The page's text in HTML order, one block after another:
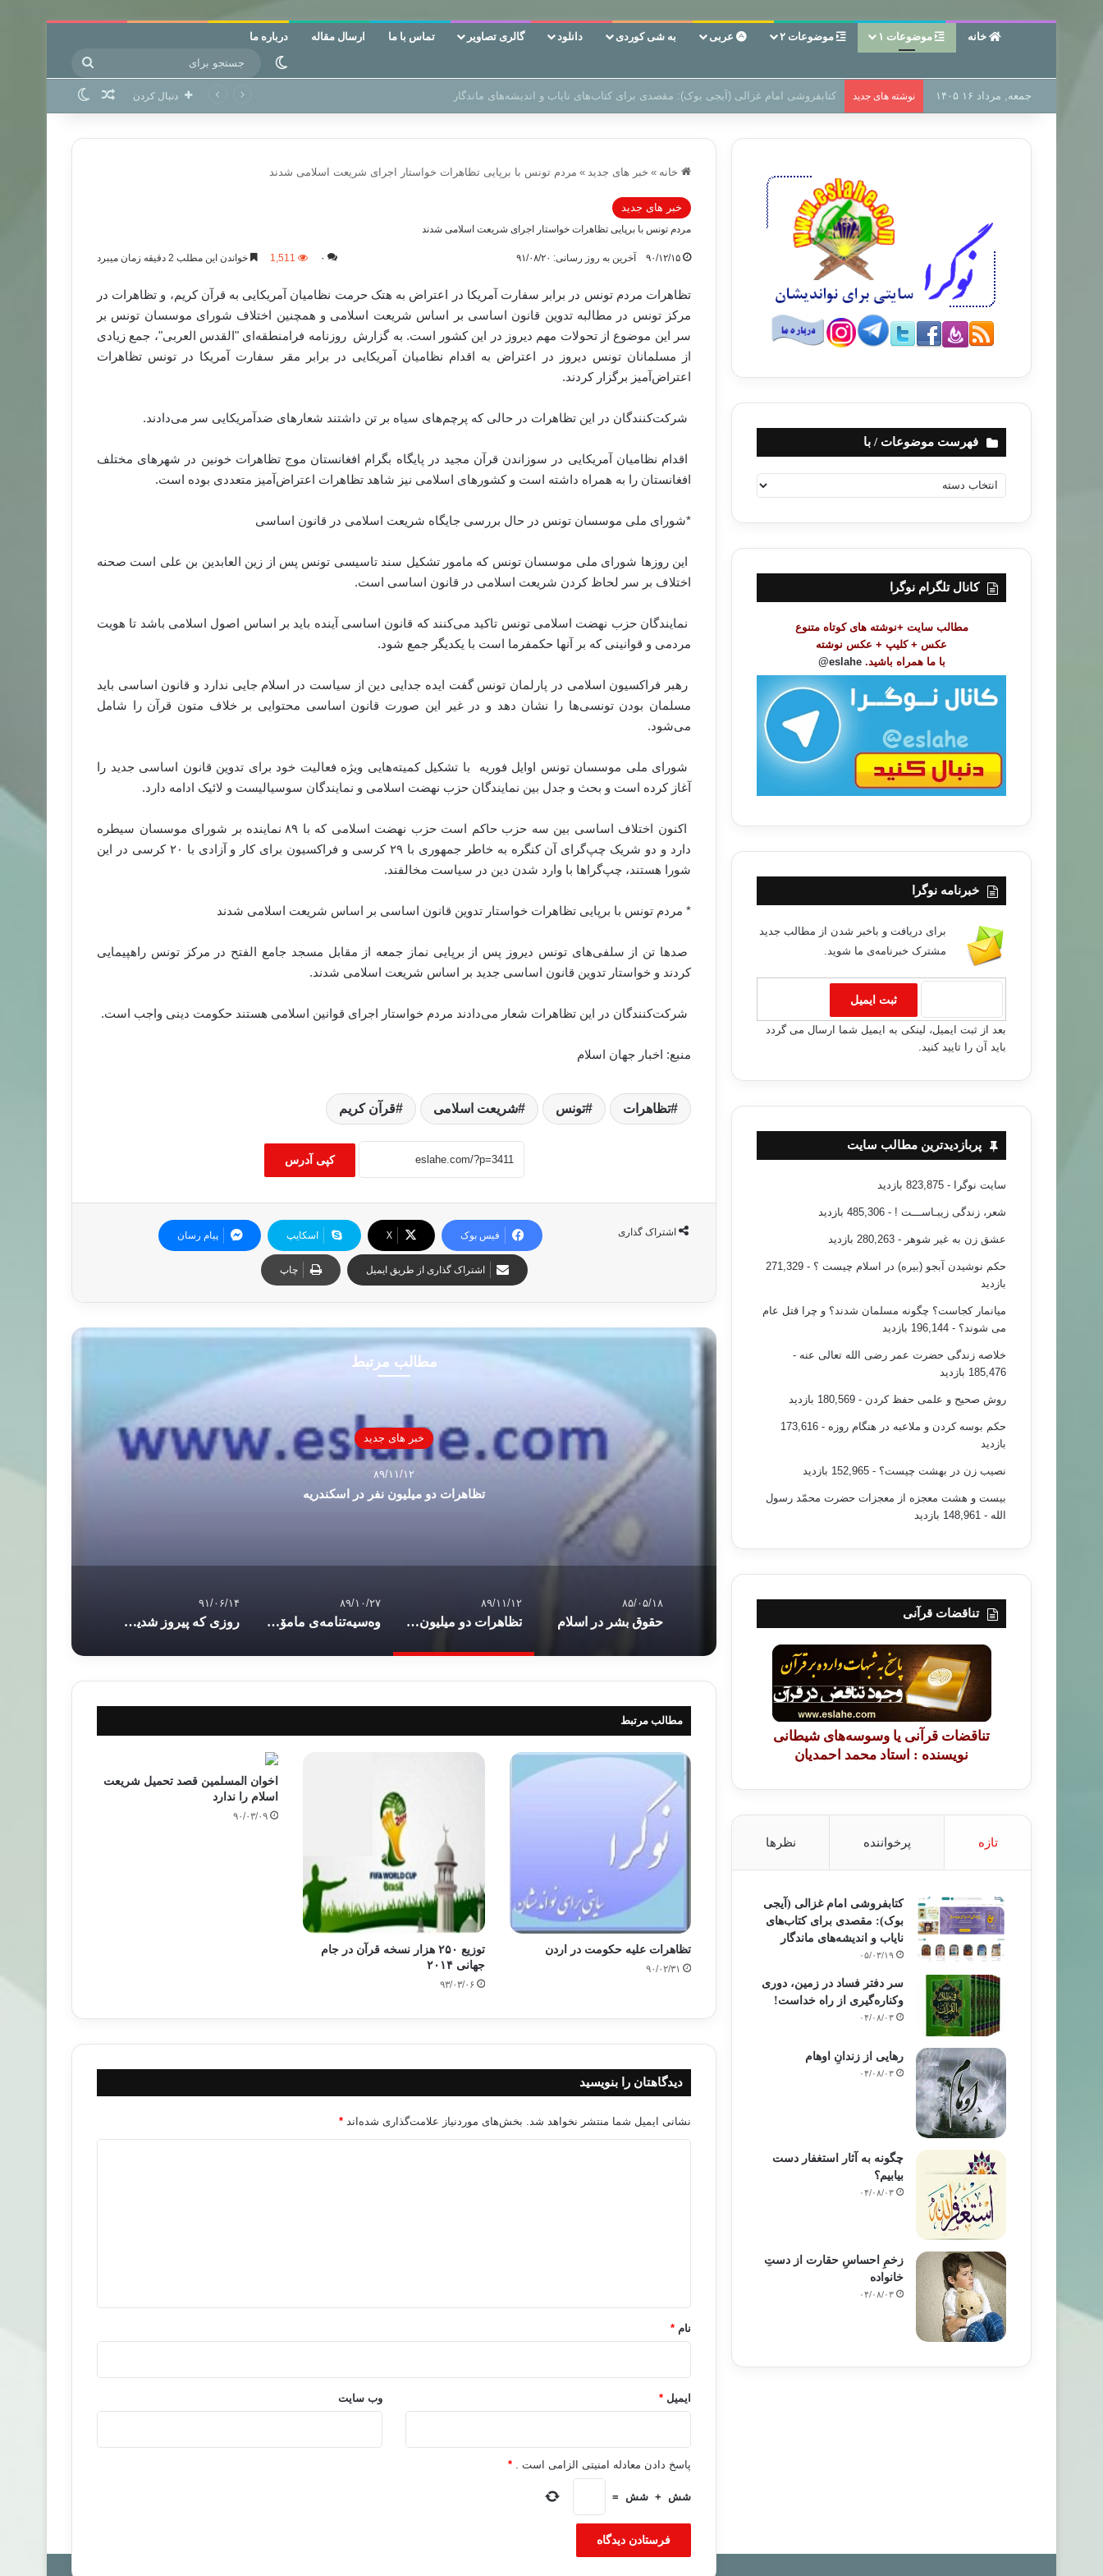
خانه موضوعات ۱ موضوعات ۲ عربی به شی کوردی دانلود گالری تصاویر تماس با ما ارسال مقاله درباره ما
تغییر پوسته
برای جمعه, مرداد ۱۶ ۱۴۰۵ نوشته های جدید سر دفتر فساد در زمین‌، دوری وکناره‌گیری از راه خداست‌! دنبال کردن نوشته تصادفی
خانه » خبر های جدید » مردم تونس با برپایی تظاهرات خواستار اجرای شریعت اسلامی شدند
خبر های جدید
مردم تونس با برپایی تظاهرات خواستار اجرای شریعت اسلامی شدند
۹۰/۱۲/۱۵ آخرین به روز رسانی: ۹۱/۰۸/۲۰ ۰ 1,511 خواندن این مطلب 2 دقیقه زمان میبرد
تظاهرات مردم تونس در برابر سفارت آمریکا در اعتراض به هتک حرمت نظامیان آمریکایی به قرآن کریم، و تظاهرات در
مرکز تونس در مطالبه تدوین قانون اساسی بر اساس شریعت اسلامی و همچنین اختلاف شورای موسسان تونس بر
سر این موضوع از تحولات مهم دیروز در این کشور است. به گزارش روزنامه فرامنطقه‌‌ای "القدس العربی"، جمع زیادی
از مسلمانان تونس دیروز در اعتراض به اقدام نظامیان آمریکایی در برابر مقر سفارت آمریکا در تونس تظاهرات
اعتراض‌آمیز برگزار کردند.
شرکت‌کنندگان در این تظاهرات در حالی که پرچم‌های سیاه بر تن داشتند شعارهای ضدآمریکایی سر می‌دادند.
اقدام نظامیان آمریکایی در سوزاندن قرآن مجید در پایگاه بگرام افغانستان موج تظاهرات خونین در شهرهای مختلف
افغانستان را به همراه داشته است و کشورهای اسلامی نیز شاهد تظاهرات اعتراض‌آمیز متعددی بوده است.
*شورای ملی موسسان تونس در حال بررسی جایگاه شریعت اسلامی در قانون اساسی
این روزها شورای ملی موسسان تونس که مامور تشکیل سند تاسیسی تونس پس از زین العابدین بن علی است صحنه
اختلاف بر سر لحاظ کردن شریعت اسلامی در قانون اساسی است.
نمایندگان حزب نهضت اسلامی تونس تاکید می‌کنند که قانون اساسی آینده باید بر اساس اصول اسلامی باشد تا هویت
مردمی و قوانینی که بر آنها حکمفرما است با یکدیگر جمع شود.
رهبر فراکسیون اسلامی در پارلمان تونس گفت ایده جدایی دین از سیاست در اسلام جایی ندارد و قانون اساسی باید
مسلمان بودن تونسی‌ها را نشان دهد و در غیر این صورت قانون اساسی محتوایی بر خلاف متون قرآن را شامل
می‌‌شود.
شورای ملی موسسان تونس اوایل فوریه با تشکیل کمیته‌هایی ویژه فعالیت خود برای تدوین قانون اساسی جدید را
آغاز کرده است و بحث و جدل بین نمایندگان حزب نهضت اسلامی و نمایندگان سوسیالیست و لائیک ادامه دارد.
اکنون اختلاف اساسی بین سه حزب حاکم است حزب نهضت اسلامی که با ۸۹ نماینده بر شورای موسسان سیطره
دارد و دو شریک چپ‌گرای آن کنگره به خاطر جمهوری با ۲۹ کرسی و فراکسیون برای کار و آزادی با ۲۰ کرسی در این
شورا هستند، چپ‌گراها با وارد شدن دین در سیاست مخالفند.
* مردم تونس با برپایی تظاهرات خواستار تدوین قانون اساسی بر اساس شریعت اسلامی شدند
صدها تن از سلفی‌های تونس دیروز پس از برپایی نماز جمعه از مقابل مسجد جامع الفتح در مرکز تونس راهپیمایی
کردند و خواستار تدوین قانون اساسی جدید بر اساس شریعت اسلامی شدند.
شرکت‌کنندگان در این تظاهرات شعار می‌دادند مردم خواستار اجرای قوانین اسلامی هستند حکومت دینی واجب است.
منبع: اخبار جهان اسلام
تظاهرات تونس شریعت اسلامی قرآن کریم
کپی آدرس
اشتراک گذاری فیس بوک X اسکایپ پیام رسان
اشتراک گذاری از طریق ایمیل چاپ
مطالب مرتبط
خبر های جدید
۸۹/۱۱/۱۲
تظاهرات دو میلیون نفر در اسکندریه
۸۵/۰۵/۱۸
حقوق بشر در اسلام
۸۹/۱۱/۱۲
تظاهرات دو میلیون نفر در اسکندریه
۸۹/۱۰/۲۷
وه‌سیه‌تنامه‌ی مامۆستا مه‌لا موحه‌ممه‌دی عه‌زیزی به‌رده‌ڕه‌شی
۹۱/۰۶/۱۴
روزی که پیروز شدیم و روزی که شکست خوردیم؟
مطالب مرتبط
تظاهرات علیه حکومت در اردن
۹۰/۰۲/۳۱
توزیع ۲۵۰ هزار نسخه قرآن در جام
جهانی ۲۰۱۴
۹۳/۰۳/۰۶
اخوان المسلمین قصد تحمیل شریعت
اسلام را ندارد
۹۰/۰۳/۰۹
دیدگاهتان را بنویسید
نشانی ایمیل شما منتشر نخواهد شد. بخش‌های موردنیاز علامت‌گذاری شده‌اند *
نام *
ایمیل * وب‌ سایت
پاسخ دادن معادله امنیتی الزامی است . *
شش + شش =
فهرست موضوعات / با
ه
ت
ض
کانال تلگرام نوگرا
مطالب سایت +نوشته های کوتاه متنوع
عکس + کلیپ + عکس نوشته
با ما همراه باشید. eslahe@
خبرنامه نوگرا
برای دریافت و باخبر شدن از مطالب جدید
مشترک خبرنامه‌ی ما شوید.
بعد از ثبت ایمیل، لینکی به ایمیل شما ارسال می گردد
باید آن را تایید کنید.
پربازدیدترین مطالب سایت
سایت نوگرا - 823,875 بازدید
شعر، زندگی زیبـاســـت ! - 485,306 بازدید
عشق زن به غیر شوهر - 280,263 بازدید
حکم نوشیدن آبجو (بیره) در اسلام چیست ؟
- 271,329
بازدید
میانمار کجاست؟ چگونه مسلمان شدند؟ و چرا قتل عام
می شوند؟ - 196,144 بازدید
خلاصه زندگی حضرت عمر رضی الله تعالی عنه -
185,476 بازدید
روش صحیح و علمی حفظ کردن - 180,569 بازدید
حکم بوسه کردن و ملاعبه در هنگام روزه
- 173,616
بازدید
نصیب زن در بهشت چیست؟ - 152,965 بازدید
بیست و هشت معجزه از معجزات حضرت محمّد رسول
الله - 148,961 بازدید
تناقضات قرآنی
تناقضات قرآنی یا وسوسه‌های شیطانی
نویسنده : استاد محمد احمدیان
تازه پرخواننده نظرها
کتابفروشی امام غزالی (آیجی
بوک): مقصدی برای کتاب‌های
نایاب و اندیشه‌های ماندگار
۰۵/۰۳/۱۹
سر دفتر فساد در زمین‌، دوری
وکناره‌گیری از راه خداست‌!
۰۴/۰۸/۰۳
رهایی از زندانِ اوهام
۰۴/۰۸/۰۳
چگونه به آثار استغفار دست
بیابیم؟
۰۴/۰۸/۰۳
زخمِ احساسِ حقارت از دستِ
خانواده
۰۴/۰۸/۰۳